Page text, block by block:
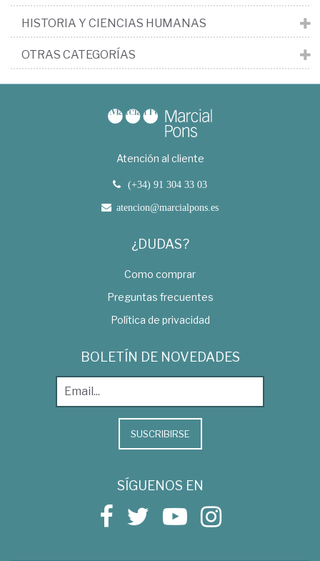
HISTORIA Y CIENCIAS HUMANAS
OTRAS CATEGORÍAS
Atención al cliente
(+34) 91 304 33 03
atencion@marcialpons.es
¿DUDAS?
Como comprar
Preguntas frecuentes
Política de privacidad
BOLETÍN DE NOVEDADES
SUSCRIBIRSE
SÍGUENOS EN